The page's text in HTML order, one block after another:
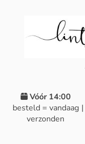
Vóór 14:00
besteld = vandaag
verzonden
|